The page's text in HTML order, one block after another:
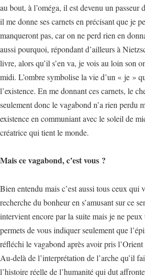
au bout, à l’oméga, il est devenu un passeur
il me donne ses carnets en précisant que je
manqueront pas, car on ne perd rien en
aussi pourquoi, répondant d’ailleurs à
livre, alors qu’il s’en va, je vois au loin son
midi. L’ombre symbolise la vie d’un « je »
l’existence. En me donnant ces carnets, le
seulement donc le vagabond n’a rien perdu
existence en communiant avec le soleil de
créatrice qui tient le monde.
Mais ce vagabond, c’est vous ?
Bien entendu mais c’est aussi tous ceux qui
recherche du bonheur en s’amusant sur ce
intervient encore par la suite mais je ne peux
permets de vous indiquer seulement que
réfléchi le vagabond après avoir pris l’Orient
Au-delà de l’interprétation de l’arche qu’il
l’histoire réelle de l’humanité qui dut